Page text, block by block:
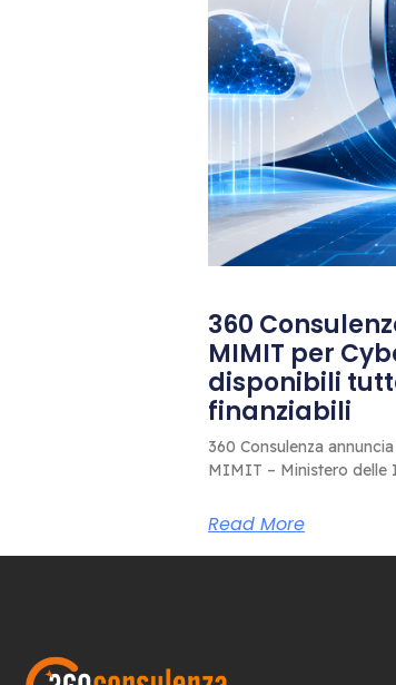
360
MIMIT per
disponibili
finanziabili
360 Consulenza
MIMIT – Ministero delle
Read More